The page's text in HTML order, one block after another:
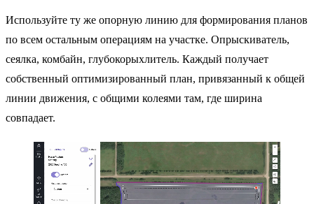
Используйте ту же опорную линию для формирования планов
по всем остальным операциям на участке. Опрыскиватель,
сеялка, комбайн, глубокорыхлитель. Каждый получает
собственный оптимизированный план, привязанный к общей
линии движения, с общими колеями там, где ширина
совпадает.